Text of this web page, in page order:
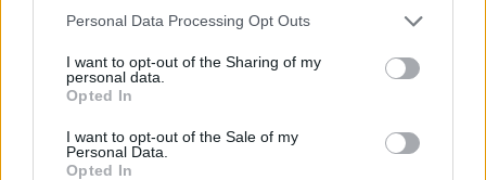
Personal Data Processing Opt Outs
I want to opt-out of the Sharing of my
personal data.
Opted In
I want to opt-out of the Sale of my
Personal Data.
Opted In